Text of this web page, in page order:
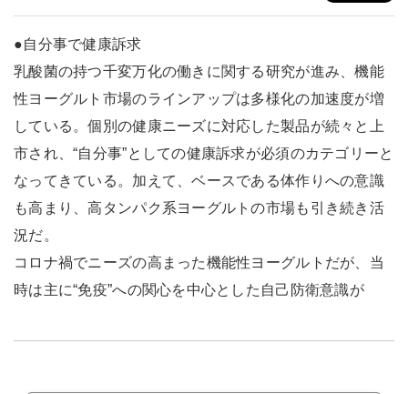
●自分事で健康訴求
乳酸菌の持つ千変万化の働きに関する研究が進み、機能
性ヨーグルト市場のラインアップは多様化の加速度が増
している。個別の健康ニーズに対応した製品が続々と上
市され、“自分事”としての健康訴求が必須のカテゴリーと
なってきている。加えて、ベースである体作りへの意識
も高まり、高タンパク系ヨーグルトの市場も引き続き活
況だ。
コロナ禍でニーズの高まった機能性ヨーグルトだが、当
時は主に“免疫”への関心を中心とした自己防衛意識が